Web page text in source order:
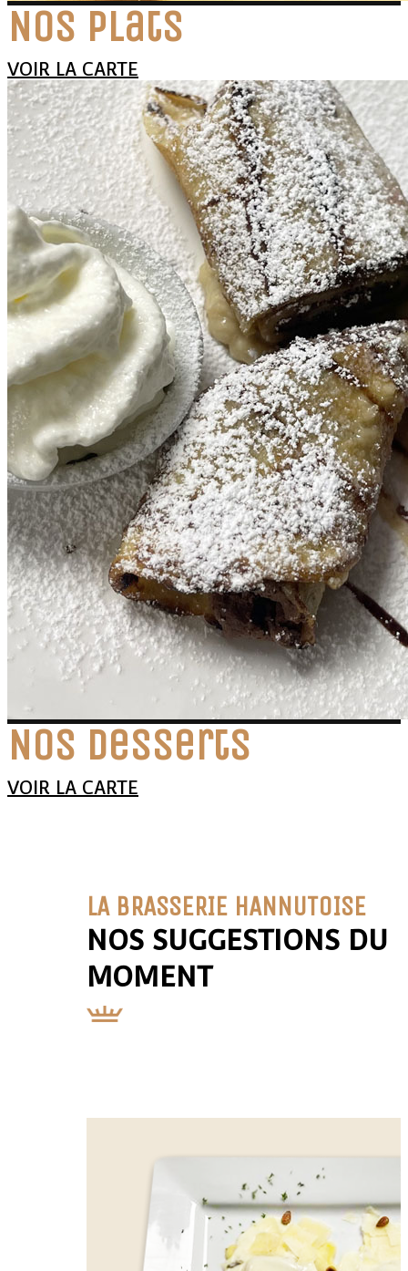
Nos plats
VOIR LA CARTE
Nos desserts
VOIR LA CARTE
LA BRASSERIE HANNUTOISE
NOS SUGGESTIONS DU
MOMENT